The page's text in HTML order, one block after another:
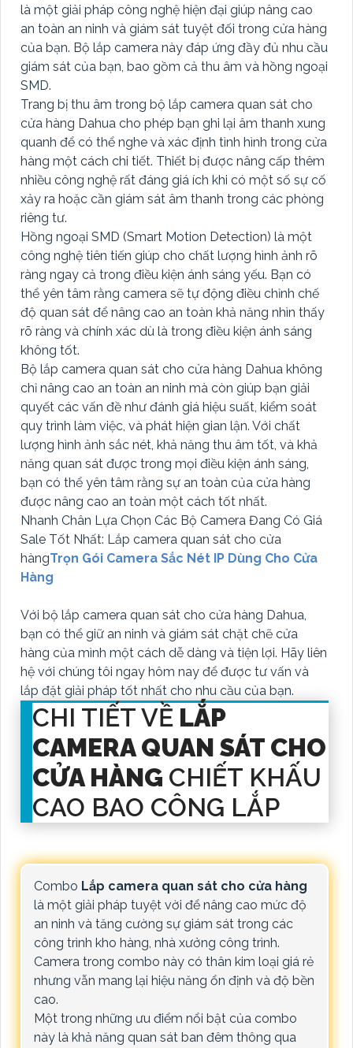
là một giải pháp công nghệ hiện đại giúp nâng cao
an toàn an ninh và giám sát tuyệt đối trong cửa hàng
của bạn. Bộ lắp camera này đáp ứng đầy đủ nhu cầu
giám sát của bạn, bao gồm cả thu âm và hồng ngoại
SMD.
Trang bị thu âm trong bộ lắp camera quan sát cho
cửa hàng Dahua cho phép bạn ghi lại âm thanh xung
quanh để có thể nghe và xác định tình hình trong cửa
hàng một cách chi tiết. Thiết bị được nâng cấp thêm
nhiều công nghệ rất đáng giá ích khi có một số sự cố
xảy ra hoặc cần giám sát âm thanh trong các phòng
riêng tư.
Hồng ngoại SMD (Smart Motion Detection) là một
công nghệ tiên tiến giúp cho chất lượng hình ảnh rõ
ràng ngay cả trong điều kiện ánh sáng yếu. Bạn có
thể yên tâm rằng camera sẽ tự động điều chỉnh chế
độ quan sát để nâng cao an toàn khả năng nhìn thấy
rõ ràng và chính xác dù là trong điều kiện ánh sáng
không tốt.
Bộ lắp camera quan sát cho cửa hàng Dahua không
chỉ nâng cao an toàn an ninh mà còn giúp bạn giải
quyết các vấn đề như đánh giá hiệu suất, kiểm soát
quy trình làm việc, và phát hiện gian lận. Với chất
lượng hình ảnh sắc nét, khả năng thu âm tốt, và khả
năng quan sát được trong mọi điều kiện ánh sáng,
bạn có thể yên tâm rằng sự an toàn của cửa hàng
được nâng cao an toàn một cách tốt nhất.
Nhanh Chân Lựa Chọn Các Bộ Camera Đang Có Giá
Sale Tốt Nhất: Lắp camera quan sát cho cửa
hàngTrọn Gói Camera Sắc Nét IP Dùng Cho Cửa
Hàng
Với bộ lắp camera quan sát cho cửa hàng Dahua,
bạn có thể giữ an ninh và giám sát chặt chẽ cửa
hàng của mình một cách dễ dàng và tiện lợi. Hãy liên
hệ với chúng tôi ngay hôm nay để được tư vấn và
lắp đặt giải pháp tốt nhất cho nhu cầu của bạn.
CHI TIẾT VỀ LẮP
CAMERA QUAN SÁT CHO
CỬA HÀNG CHIẾT KHẤU
CAO BAO CÔNG LẮP
Combo Lắp camera quan sát cho cửa hàng
là một giải pháp tuyệt vời để nâng cao mức độ
an ninh và tăng cường sự giám sát trong các
công trình kho hàng, nhà xưởng công trình.
Camera trong combo này có thân kim loại giá rẻ
nhưng vẫn mang lại hiệu năng ổn định và độ bền
cao.
Một trong những ưu điểm nổi bật của combo
này là khả năng quan sát ban đêm thông qua